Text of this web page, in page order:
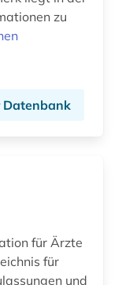
zu
Datenbank
für Ärzte
für
und